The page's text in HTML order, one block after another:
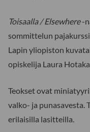
Toisaalla / Elsewhere-
sommittelun
Lapin yliopiston
opiskelija Laura
Teokset ovat
valko- ja punasavesta.
erilaisilla lasitteilla.